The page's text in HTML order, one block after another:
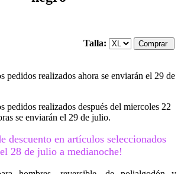
Talla:
pedidos realizados ahora se enviarán el 29 de
pedidos realizados después del miercoles 22
se enviarán el 29 de julio.
descuento en artículos seleccionados
28 de julio a medianoche!